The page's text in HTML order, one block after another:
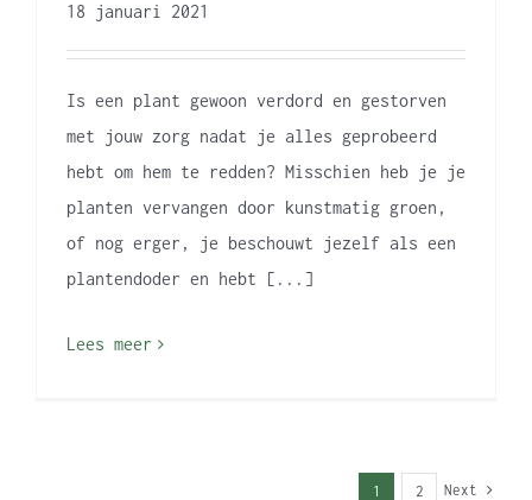
18 januari 2021
Is een plant gewoon verdord en gestorven
met jouw zorg nadat je alles geprobeerd
hebt om hem te redden? Misschien heb je je
planten vervangen door kunstmatig groen,
of nog erger, je beschouwt jezelf als een
plantendoder en hebt [...]
Lees meer
1 2 Next